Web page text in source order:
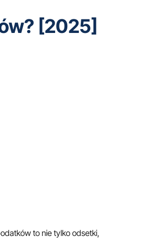
[2025]
to nie tylko odsetki,